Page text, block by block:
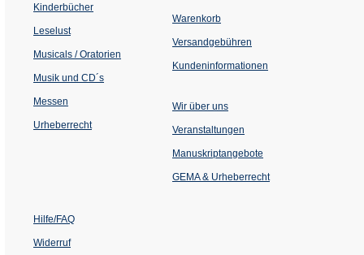
Kinderbücher
Leselust
Musicals / Oratorien
Musik und CD´s
Messen
Urheberrecht
Warenkorb
Versandgebühren
Kundeninformationen
Wir über uns
Veranstaltungen
einem
Tab)
Manuskriptangebote
GEMA & Urheberrecht
Hilfe/FAQ
Widerruf